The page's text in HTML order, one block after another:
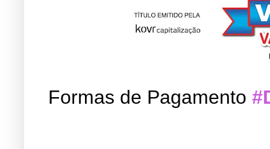
Formas de Pagamento